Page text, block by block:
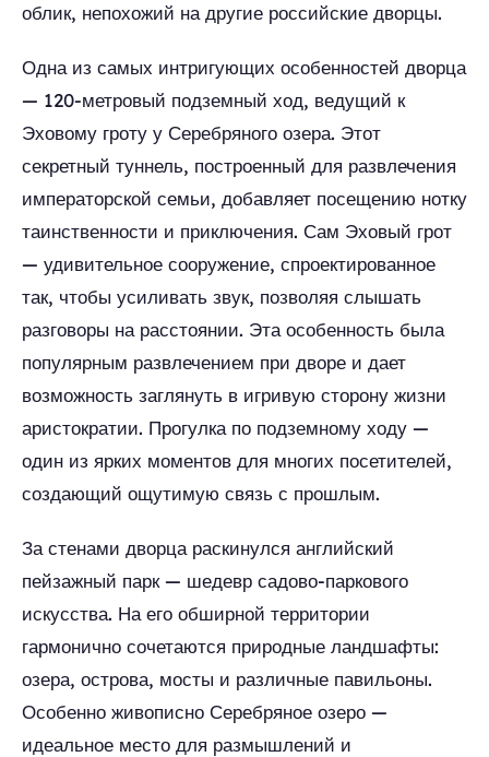
облик, непохожий на другие российские дворцы.
Одна из самых интригующих особенностей дворца
— 120-метровый подземный ход, ведущий к
Эховому гроту у Серебряного озера. Этот
секретный туннель, построенный для развлечения
императорской семьи, добавляет посещению нотку
таинственности и приключения. Сам Эховый грот
— удивительное сооружение, спроектированное
так, чтобы усиливать звук, позволяя слышать
разговоры на расстоянии. Эта особенность была
популярным развлечением при дворе и дает
возможность заглянуть в игривую сторону жизни
аристократии. Прогулка по подземному ходу —
один из ярких моментов для многих посетителей,
создающий ощутимую связь с прошлым.
За стенами дворца раскинулся английский
пейзажный парк — шедевр садово-паркового
искусства. На его обширной территории
гармонично сочетаются природные ландшафты:
озера, острова, мосты и различные павильоны.
Особенно живописно Серебряное озеро —
идеальное место для размышлений и